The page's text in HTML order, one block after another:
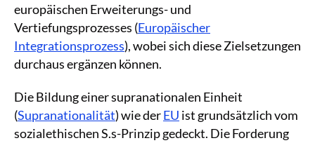
europäischen Erweiterungs- und
Vertiefungsprozesses (Europäischer
Integrationsprozess), wobei sich diese Zielsetzungen
durchaus ergänzen können.
Die Bildung einer supranationalen Einheit
(Supranationalität) wie derEU ist grundsätzlich vom
sozialethischen S.s-Prinzip gedeckt. Die Forderung